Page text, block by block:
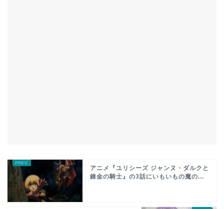
アニメ『ユリシーズ ジャンヌ・ダルクと
錬金の騎士』の3話にいもいもの魔の...